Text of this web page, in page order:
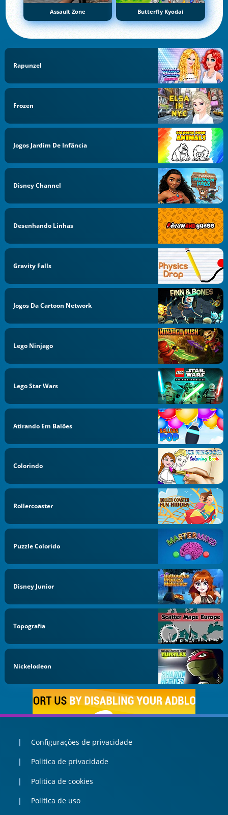
Assault Zone Butterfly Kyodai
Rapunzel
Frozen
Jogos Jardim De Infância
Disney Channel
Desenhando Linhas
Gravity Falls
Jogos Da Cartoon Network
Lego Ninjago
Lego Star Wars
Atirando Em Balões
Colorindo
Rollercoaster
Puzzle Colorido
Disney Junior
Topografia
Nickelodeon
Configurações de privacidade
Politica de privacidade
Politica de cookies
Politica de uso